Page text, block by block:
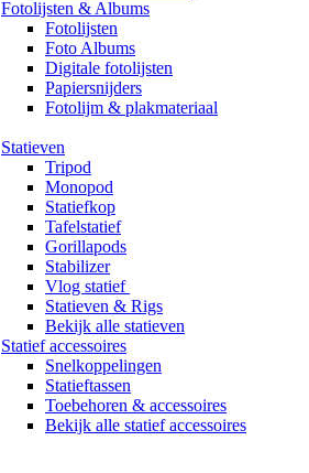
Fotolijsten & Albums
Fotolijsten
Foto Albums
Digitale fotolijsten
Papiersnijders
Fotolijm & plakmateriaal
Statieven
Tripod
Monopod
Statiefkop
Tafelstatief
Gorillapods
Stabilizer
Vlog statief
Statieven & Rigs
Bekijk alle statieven
Statief accessoires
Snelkoppelingen
Statieftassen
Toebehoren & accessoires
Bekijk alle statief accessoires